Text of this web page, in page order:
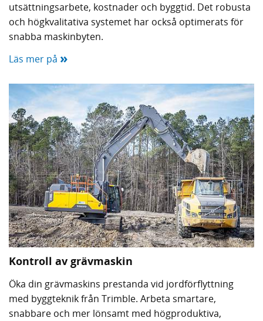
utsättningsarbete, kostnader och byggtid. Det robusta
och högkvalitativa systemet har också optimerats för
snabba maskinbyten.
Läs mer på »
Kontroll av grävmaskin
Öka din grävmaskins prestanda vid jordförflyttning
med byggteknik från Trimble. Arbeta smartare,
snabbare och mer lönsamt med högproduktiva,